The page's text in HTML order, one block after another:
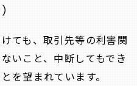
ても、取引先等の利害関
いこと、中断してもでき
を望まれています。